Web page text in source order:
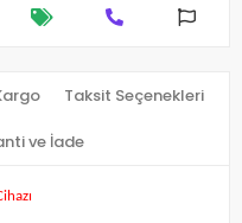
Taksit Seçenekleri
ve İade